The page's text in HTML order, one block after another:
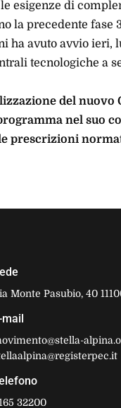
esigenze di
la precedente fase
ha avuto avvio ieri,
tecnologiche a
del nuovo
nel suo
prescrizioni
Monte Pasubio, 40
mail
32200